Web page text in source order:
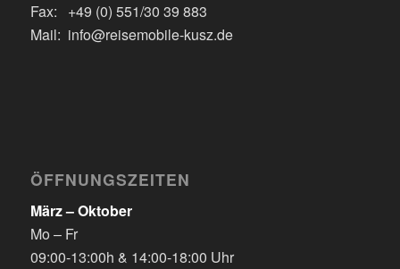
Fax: +49 (0) 551/30 39 883
Mail: info@reisemobile-kusz.de
ÖFFNUNGSZEITEN
März – Oktober
Mo – Fr
09:00-13:00h & 14:00-18:00 Uhr